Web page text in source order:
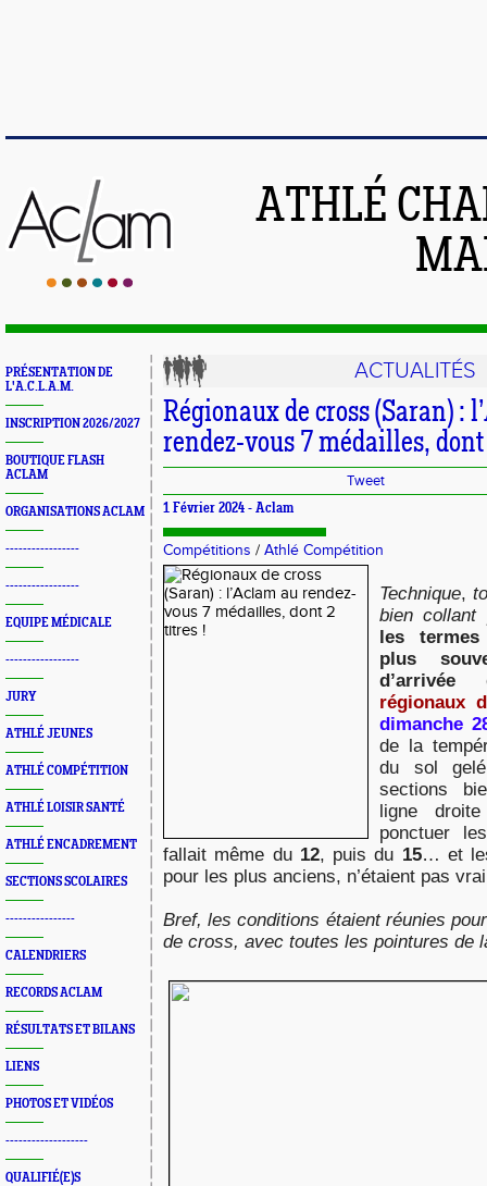
ATHLÉ
PRÉSENTATION DE
L'A.C.L.A.M.
INSCRIPTION 2026/2027
BOUTIQUE FLASH
ACLAM
ORGANISATIONS ACLAM
-----------------
-----------------
EQUIPE MÉDICALE
-----------------
JURY
ATHLÉ JEUNES
ATHLÉ COMPÉTITION
ATHLÉ LOISIR SANTÉ
ATHLÉ ENCADREMENT
SECTIONS SCOLAIRES
----------------
CALENDRIERS
RECORDS ACLAM
RÉSULTATS ET BILANS
LIENS
PHOTOS ET VIDÉOS
-------------------
QUALIFIÉ(E)S
ACTUALITÉS
Régionaux de cross (Saran) :
rendez-vous 7 médailles,
Tweet
1 Février 2024 - Aclam
Compétitions / Athlé Compétition
Technique,
bien collant
les
plus
régionaux
dimanche
de la
du sol
sections
ligne
ponctuer
fallait même du 12, puis du 15… et
pour les plus anciens, n’étaient pas
Bref, les conditions étaient réunies
de cross, avec toutes les pointures de